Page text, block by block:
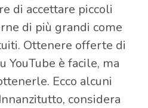
di accettare piccoli
di più grandi come
Ottenere offerte di
YouTube è facile, ma
Ecco alcuni
considera